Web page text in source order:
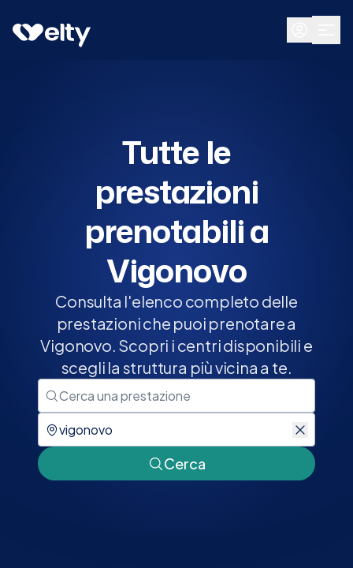
Prenota visita
Tutte le
prestazioni
prenotabili a
Vigonovo
Consulta l'elenco completo delle
prestazioni che puoi prenotare a
Vigonovo. Scopri i centri disponibili e
scegli la struttura più vicina a te.
Cerca